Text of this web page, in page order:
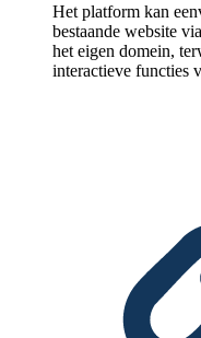
Het platform kan
bestaande website
het eigen domein,
interactieve functies